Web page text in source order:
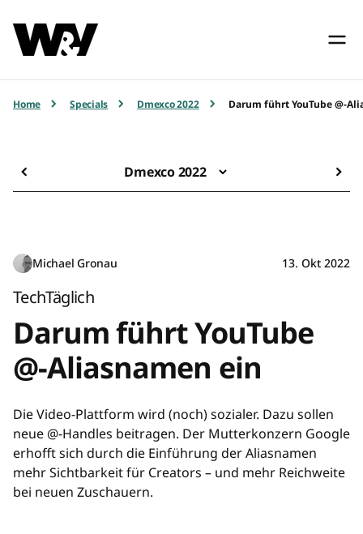
Home Specials Dmexco 2022 Darum führt YouTube @-
Dmexco 2022
Michael Gronau 13. Okt 2022
TechTäglich
Darum führt YouTube
@-Aliasnamen ein
Die Video-Plattform wird (noch) sozialer. Dazu sollen
neue @-Handles beitragen. Der Mutterkonzern Google
erhofft sich durch die Einführung der Aliasnamen
mehr Sichtbarkeit für Creators – und mehr Reichweite
bei neuen Zuschauern.